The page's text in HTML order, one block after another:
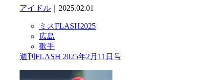
アイドル ｜2025.02.01
ミスFLASH2025
広島
歌手
週刊FLASH 2025年2月11日号